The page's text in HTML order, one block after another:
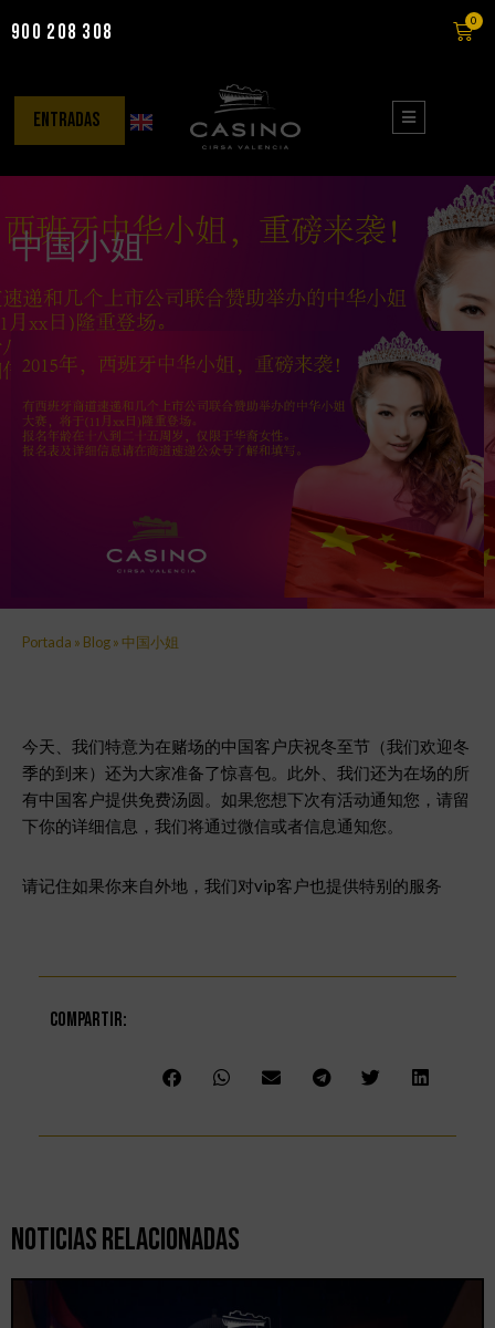
contenido
900 208 308 0
entradas
中国小姐
Portada » Blog» 中国小姐
今天、我们特意为在赌场的中国客户庆祝冬至节（我们欢迎冬
季的到来）还为大家准备了惊喜包。此外、我们还为在场的所
有中国客户提供免费汤圆。如果您想下次有活动通知您，请留
下你的详细信息，我们将通过微信或者信息通知您。
请记住如果你来自外地，我们对vip客户也提供特别的服务
Compartir:
Noticias Relacionadas